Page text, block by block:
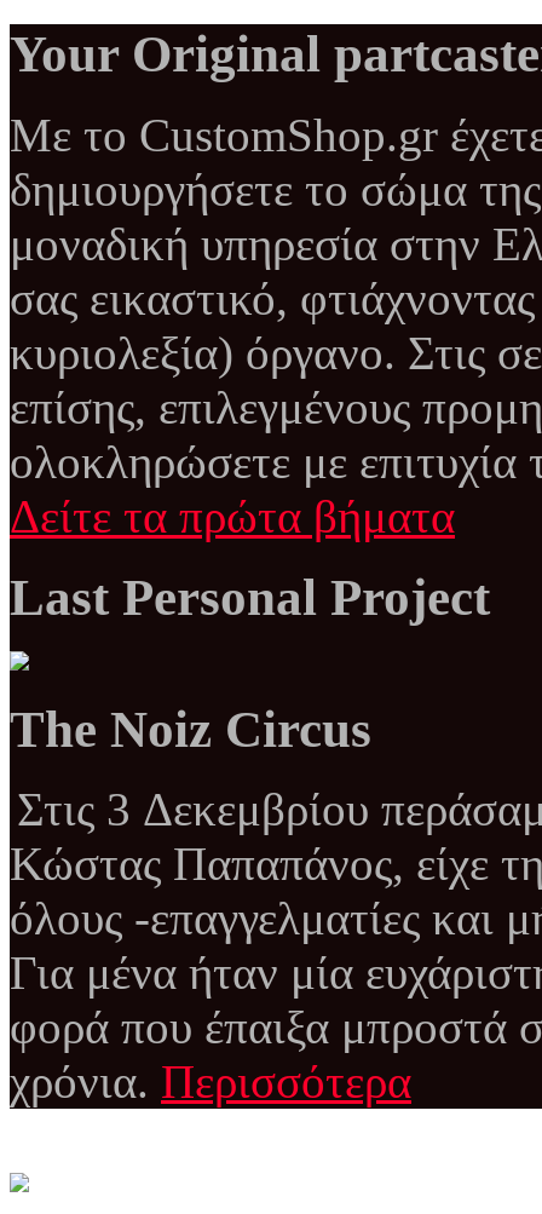
Your Original
Με το CustomShop.gr
δημιουργήσετε το σώμα
μοναδική υπηρεσία στην
σας εικαστικό,
κυριολεξία) όργανο. Στις
επίσης, επιλεγμένους
ολοκληρώσετε με
Δείτε τα πρώτα βήματα
Last Personal Project
The Noiz Circus
Στις 3 Δεκεμβρίου
Κώστας Παπαπάνος, είχε
όλους -επαγγελματίες και
Για μένα ήταν μία
φορά που έπαιξα μπροστά
χρόνια. Περισσότερα